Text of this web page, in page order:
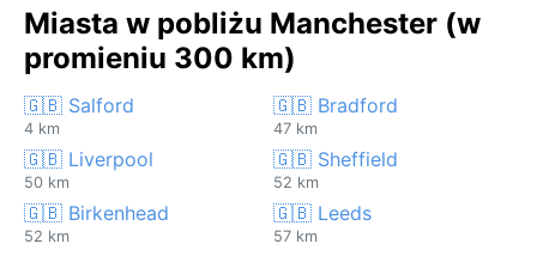
Miasta w pobliżu Manchester (w
promieniu 300 km)
🇬🇧 Salford
4 km
🇬🇧 Bradford
47 km
🇬🇧 Liverpool
50 km
🇬🇧 Sheffield
52 km
🇬🇧 Birkenhead
52 km
🇬🇧 Leeds
57 km